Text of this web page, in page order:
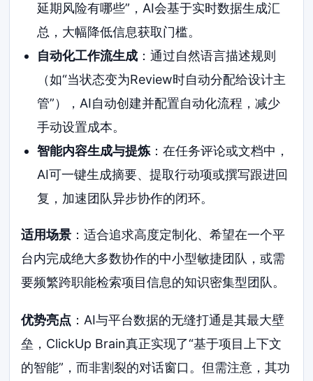
延期风险有哪些”，AI会基于实时数据生成汇
总，大幅降低信息获取门槛。
自动化工作流生成：通过自然语言描述规则
（如“当状态变为Review时自动分配给设计主
管”），AI自动创建并配置自动化流程，减少
手动设置成本。
智能内容生成与提炼：在任务评论或文档中，
AI可一键生成摘要、提取行动项或撰写跟进回
复，加速团队异步协作的闭环。
适用场景 ：适合追求高度定制化、希望在一个平
台内完成绝大多数协作的中小型敏捷团队，或需
要频繁跨职能检索项目信息的知识密集型团队。
优势亮点 ：AI与平台数据的无缝打通是其最大壁
垒，ClickUp Brain真正实现了“基于项目上下文
的智能”，而非割裂的对话窗口。但需注意，其功